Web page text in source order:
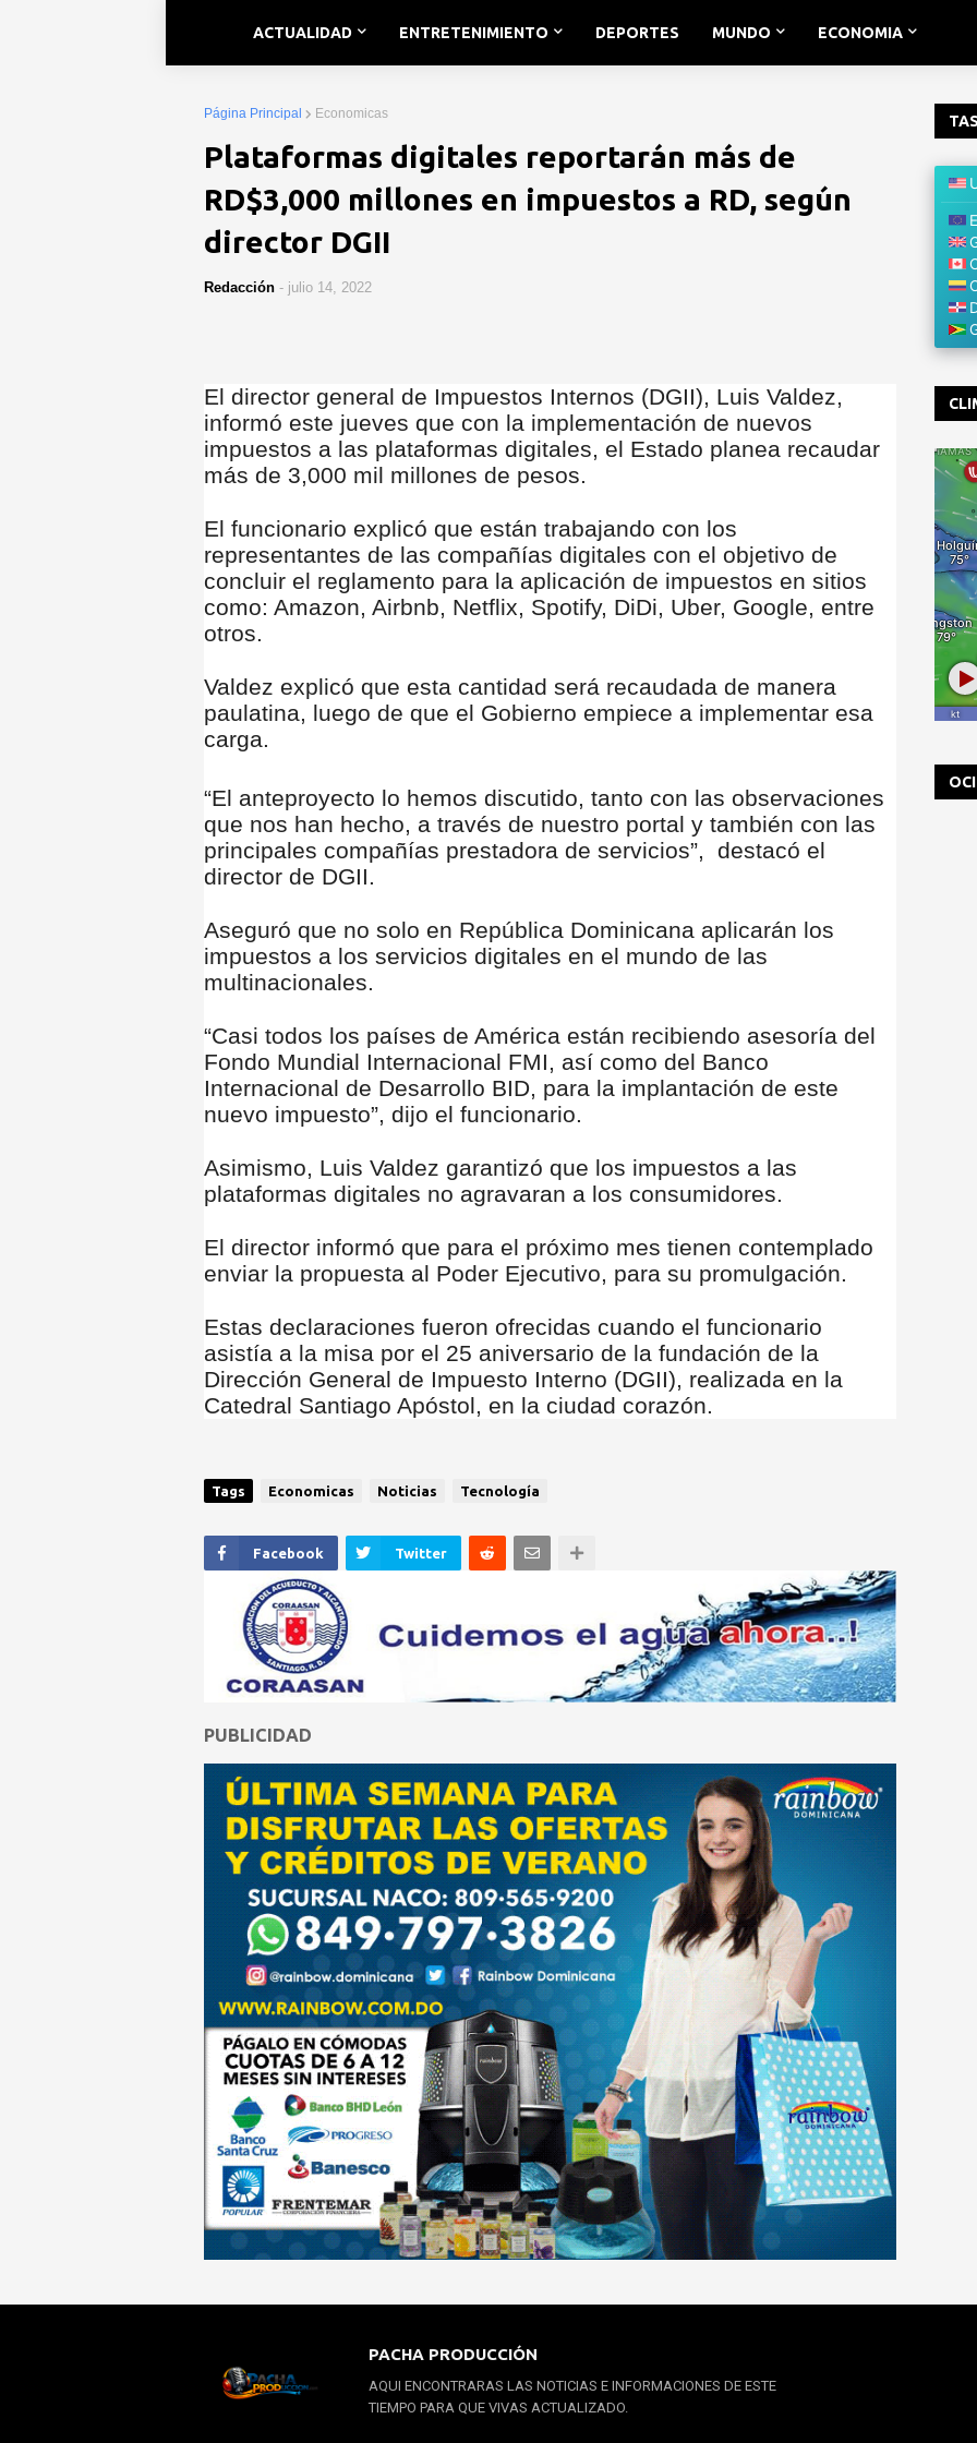
ACTUALIDAD ENTRETENIMIENTO DEPORTES MUNDO ECONOMIA
Página Principal Economicas
Plataformas digitales reportarán más de
RD$3,000 millones en impuestos a RD, según
director DGII
Redacción - julio 14, 2022
El director general de Impuestos Internos (DGII), Luis Valdez,
informó este jueves que con la implementación de nuevos
impuestos a las plataformas digitales, el Estado planea recaudar
más de 3,000 mil millones de pesos.
El funcionario explicó que están trabajando con los
representantes de las compañías digitales con el objetivo de
concluir el reglamento para la aplicación de impuestos en sitios
como: Amazon, Airbnb, Netflix, Spotify, DiDi, Uber, Google, entre
otros.
Valdez explicó que esta cantidad será recaudada de manera
paulatina, luego de que el Gobierno empiece a implementar esa
carga.
“El anteproyecto lo hemos discutido, tanto con las observaciones
que nos han hecho, a través de nuestro portal y también con las
principales compañías prestadora de servicios”, destacó el
director de DGII.
Aseguró que no solo en República Dominicana aplicarán los
impuestos a los servicios digitales en el mundo de las
multinacionales.
“Casi todos los países de América están recibiendo asesoría del
Fondo Mundial Internacional FMI, así como del Banco
Internacional de Desarrollo BID, para la implantación de este
nuevo impuesto”, dijo el funcionario.
Asimismo, Luis Valdez garantizó que los impuestos a las
plataformas digitales no agravaran a los consumidores.
El director informó que para el próximo mes tienen contemplado
enviar la propuesta al Poder Ejecutivo, para su promulgación.
Estas declaraciones fueron ofrecidas cuando el funcionario
asistía a la misa por el 25 aniversario de la fundación de la
Dirección General de Impuesto Interno (DGII), realizada en la
Catedral Santiago Apóstol, en la ciudad corazón.
Tags Economicas Noticias Tecnología
Facebook Twitter
PUBLICIDAD
PACHA PRODUCCIÓN
AQUI ENCONTRARAS LAS NOTICIAS E INFORMACIONES DE ESTE
TIEMPO PARA QUE VIVAS ACTUALIZADO.